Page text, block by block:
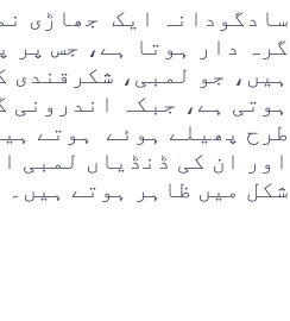
سادگودانہ ایک جھاڑی
گرہ دار ہوتا ہے، جس پر
ہیں، جو لمبی،
ہوتی ہے، جبکہ
طرح پھیلے ہوئے ہوتے
اور ان کی ڈنڈیاں لمبی
شکل میں ظاہر ہوتے ہیں۔